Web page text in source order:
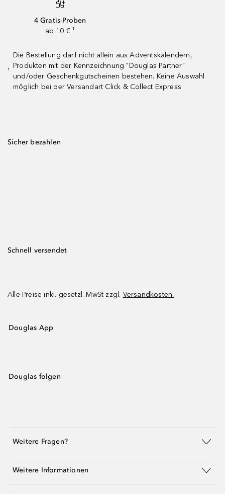
4 Gratis-Proben
ab 10 € ¹
¹
Die Bestellung darf nicht allein aus Adventskalendern,
Produkten mit der Kennzeichnung "Douglas Partner"
und/oder Geschenkgutscheinen bestehen. Keine Auswahl
möglich bei der Versandart Click & Collect Express
Sicher bezahlen
Schnell versendet
Alle Preise inkl. gesetzl. MwSt zzgl. Versandkosten.
Douglas App
Douglas folgen
Weitere Fragen?
Weitere Informationen